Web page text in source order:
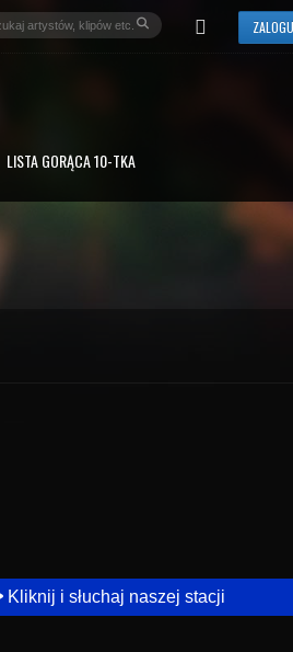
LISTA GORĄCA 10-TKA
Kliknij i słuchaj naszej stacji